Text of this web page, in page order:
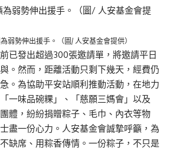
弱勢伸出援手。（圖/ 人安基金會提供）
已發出超過300張邀請單，將邀請平日
。然而，距離活動只剩下幾天，經費仍
。為協助平安站順利推動活動，在地力
一味品碗粿」、「慈願三媽會」以及
體，紛紛捐贈粽子、毛巾、內衣等物
盡一份心力。人安基金會誠摯呼籲，為
缺席、用粽香傳情。一份粽子，不只是